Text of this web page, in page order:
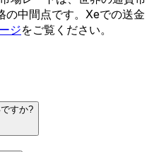
の中間点です。Xeでの送金
ジをご覧ください。
すか?